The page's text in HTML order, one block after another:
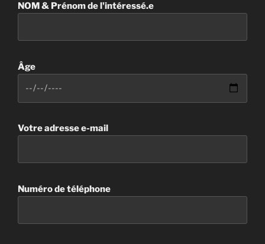
NOM & Prénom de l'intéressé.e
Âge
Votre adresse e-mail
Numéro de téléphone